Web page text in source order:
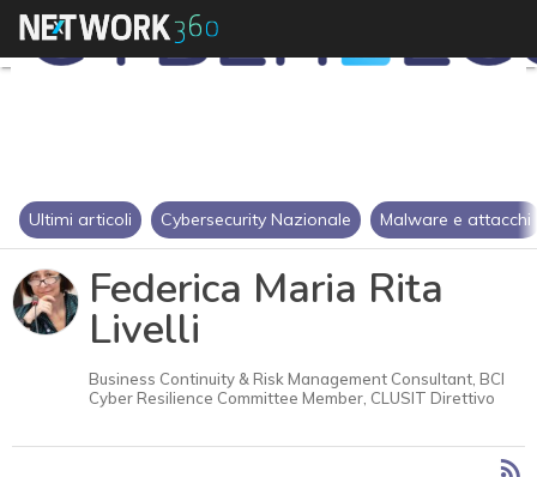
Ultimi articoli Cybersecurity Nazionale Malware e attacchi
Federica Maria Rita
Livelli
Business Continuity & Risk Management Consultant, BCI
Cyber Resilience Committee Member, CLUSIT Direttivo